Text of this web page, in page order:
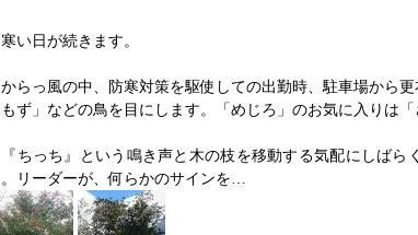
日が続きます。
っ風の中、防寒対策を駆使しての出勤時、駐車場から更
ず」などの鳥を目にします。「めじろ」のお気に入りは
っち』という鳴き声と木の枝を移動する気配にしばら
リーダーが、何らかのサインを…